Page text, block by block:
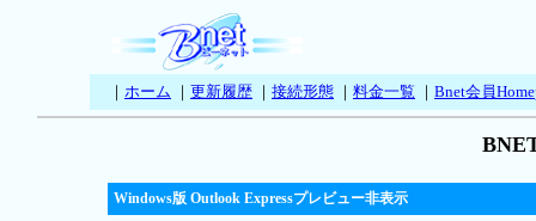
｜ ホーム ｜ 更新履歴 ｜ 接続形態 ｜ 料金一覧 ｜ Bnet会員
Windows版 Outlook Expressプレビュー非表示